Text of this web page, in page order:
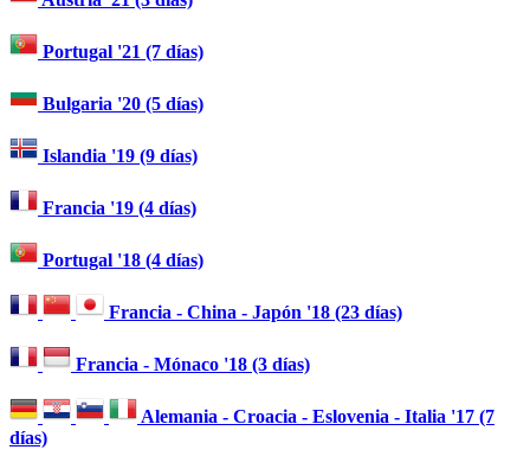
Portugal '21 (7 días)
Bulgaria '20 (5 días)
Islandia '19 (9 días)
Francia '19 (4 días)
Portugal '18 (4 días)
Francia - China - Japón '18 (23 días)
Francia - Mónaco '18 (3 días)
Alemania - Croacia - Eslovenia - Italia '17 (7
días)